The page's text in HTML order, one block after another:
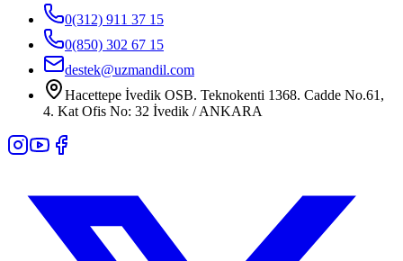
0(312) 911 37 15
0(850) 302 67 15
destek@uzmandil.com
Hacettepe İvedik OSB. Teknokenti 1368. Cadde No.61,
4. Kat Ofis No: 32 İvedik / ANKARA